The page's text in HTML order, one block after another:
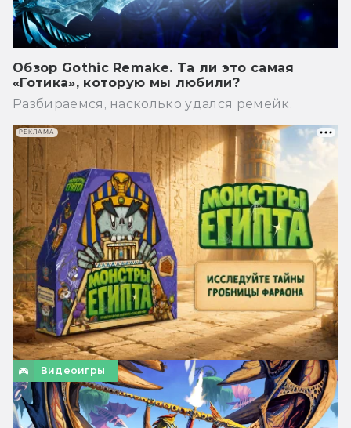
Обзор Gothic Remake. Та ли это самая
«Готика», которую мы любили?
Разбираемся, насколько удался ремейк.
Видеоигры
РЕКЛАМА